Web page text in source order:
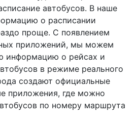
автобусов. В наше
о расписании
проще. С появлением
приложений, мы можем
информацию о рейсах и
в режиме реального
создают официальные
приложения, где можно
по номеру маршрута